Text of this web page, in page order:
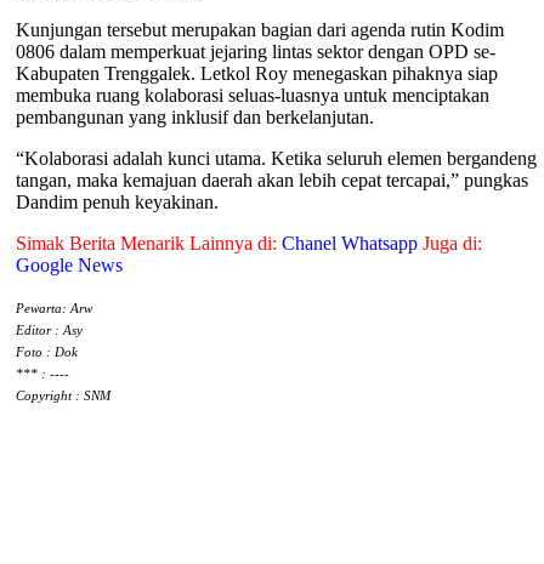
Kunjungan tersebut merupakan bagian dari agenda rutin Kodim
0806 dalam memperkuat jejaring lintas sektor dengan OPD se-
Kabupaten Trenggalek. Letkol Roy menegaskan pihaknya siap
membuka ruang kolaborasi seluas-luasnya untuk menciptakan
pembangunan yang inklusif dan berkelanjutan.
“Kolaborasi adalah kunci utama. Ketika seluruh elemen bergandeng
tangan, maka kemajuan daerah akan lebih cepat tercapai,” pungkas
Dandim penuh keyakinan.
Simak Berita Menarik Lainnya di: Chanel Whatsapp Juga di:
Google News
Pewarta: Arw
Editor : Asy
Foto : Dok
*** : ----
Copyright : SNM